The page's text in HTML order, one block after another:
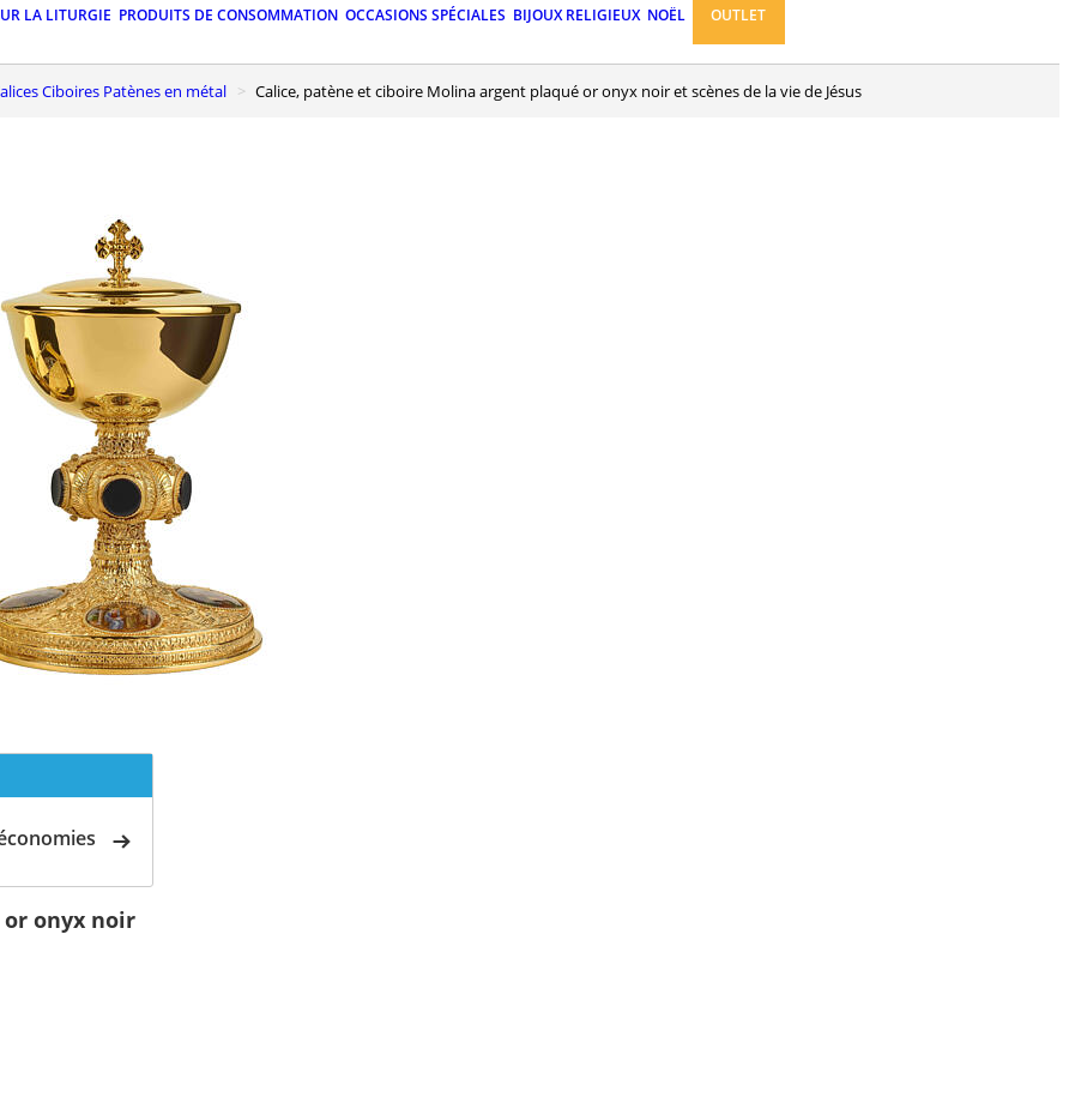
LA LITURGIE PRODUITS DE CONSOMMATION OCCASIONS SPÉCIALES BIJOUX RELIGIEUX NOËL OUTLET
Calices Ciboires Patènes en métal Calice, patène et ciboire Molina argent plaqué or onyx noir et scènes de la vie de Jésus
onyx noir